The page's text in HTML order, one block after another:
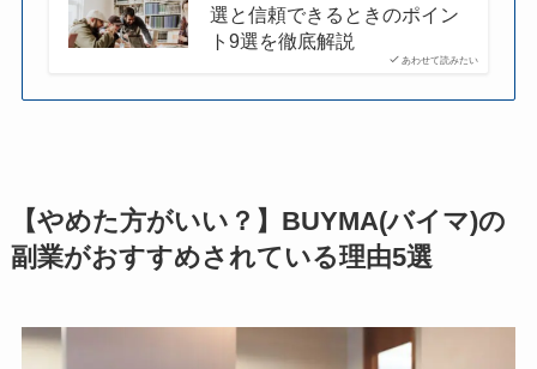
あわせて読みたい
選と信頼できるときのポイン
ト9選を徹底解説
【やめた方がいい？】BUYMA(バイマ)の
副業がおすすめされている理由5選